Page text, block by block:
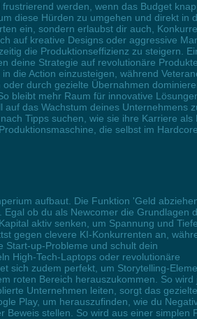
werden, wenn das Budget
diese Hürden zu umgehen und direkt in
ein, sondern erlaubst dir auch,
auf kreative Designs oder aggressive
die Produktionseffizienz zu steigern.
deine Strategie auf revolutionäre Produkte
die Action einzusteigen, während
durch gezielte Übernahmen
bleibt mehr Raum für innovative
das Wachstum deines Unternehmens
Tipps suchen, wie sie ihre Karriere als
die selbst im
aufbaut. Die Funktion 'Geld
ob du als Newcomer die Grundlagen
aktiv senken, um Spannung und
gegen clevere KI-Konkurrenten an,
Start-up-Probleme und schult dein
High-Tech-Laptops oder revolutionäre
sich zudem perfekt, um Storytelling-
roten Bereich herauszukommen. So wird
Unternehmen leiten, sorgt das gezielte
Play, um herauszufinden, wie du
stellen. So wird aus einer simplen